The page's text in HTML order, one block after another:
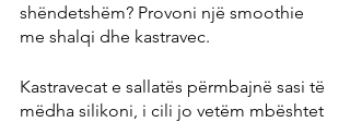
shëndetshëm? Provoni një smoothie
me shalqi dhe kastravec.
Kastravecat e sallatës përmbajnë sasi të
mëdha silikoni, i cili jo vetëm mbështet